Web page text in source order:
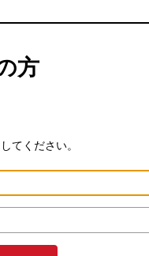
方
てください。